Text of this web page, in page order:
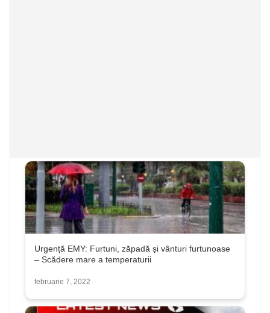
Urgență EMY: Furtuni, zăpadă și vânturi furtunoase
– Scădere mare a temperaturii
februarie 7, 2022